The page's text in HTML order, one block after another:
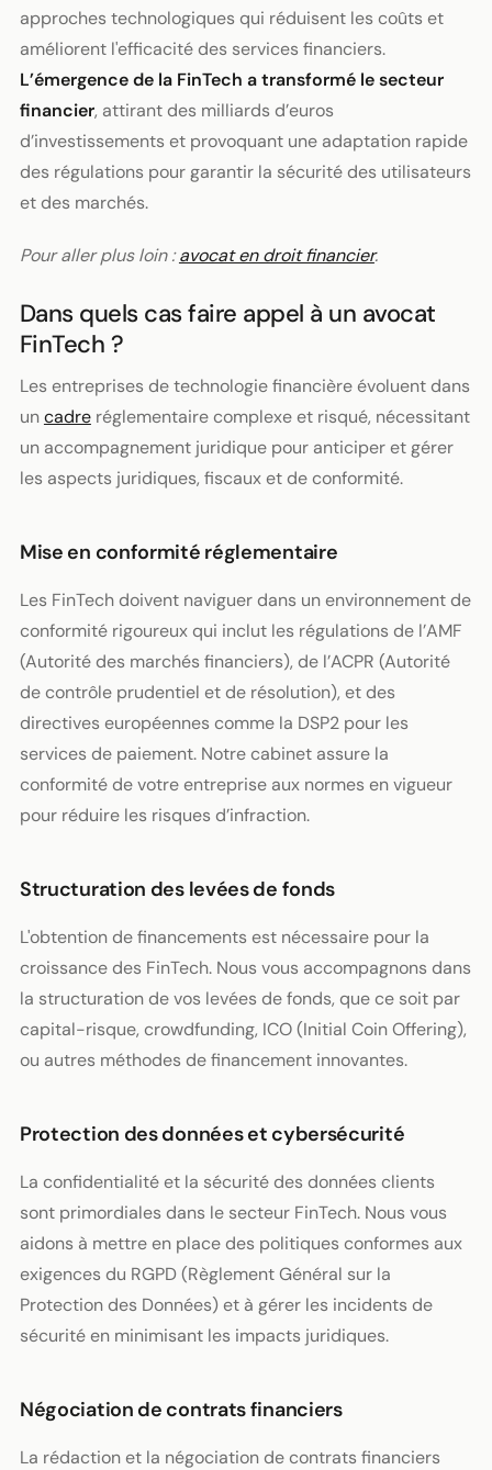
approches technologiques qui réduisent les coûts et
améliorent l'efficacité des services financiers.
L’émergence de la FinTech a transformé le secteur
financier, attirant des milliards d’euros
d’investissements et provoquant une adaptation rapide
des régulations pour garantir la sécurité des utilisateurs
et des marchés.
Pour aller plus loin :avocat en droit financier.
Dans quels cas faire appel à un avocat
FinTech ?
Les entreprises de technologie financière évoluent dans
uncadreréglementaire complexe et risqué, nécessitant
un accompagnement juridique pour anticiper et gérer
les aspects juridiques, fiscaux et de conformité.
Mise en conformité réglementaire
Les FinTech doivent naviguer dans un environnement de
conformité rigoureux qui inclut les régulations de l’AMF
(Autorité des marchés financiers), de l’ACPR (Autorité
de contrôle prudentiel et de résolution), et des
directives européennes comme la DSP2 pour les
services de paiement. Notre cabinet assure la
conformité de votre entreprise aux normes en vigueur
pour réduire les risques d’infraction.
Structuration des levées de fonds
L'obtention de financements est nécessaire pour la
croissance des FinTech. Nous vous accompagnons dans
la structuration de vos levées de fonds, que ce soit par
capital-risque, crowdfunding, ICO (Initial Coin Offering),
ou autres méthodes de financement innovantes.
Protection des données et cybersécurité
La confidentialité et la sécurité des données clients
sont primordiales dans le secteur FinTech. Nous vous
aidons à mettre en place des politiques conformes aux
exigences du RGPD (Règlement Général sur la
Protection des Données) et à gérer les incidents de
sécurité en minimisant les impacts juridiques.
Négociation de contrats financiers
La rédaction et la négociation de contrats financiers